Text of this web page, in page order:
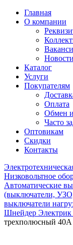
Главная
О компании
Новости
Каталог
Услуги
Покупателям
Оплата
Обмен
Часто
Оптовикам
Скидки
Контакты
Низковольтное
Автоматические
(выключатели,
выключатели
Шнейдер Электрик
трехполюсный